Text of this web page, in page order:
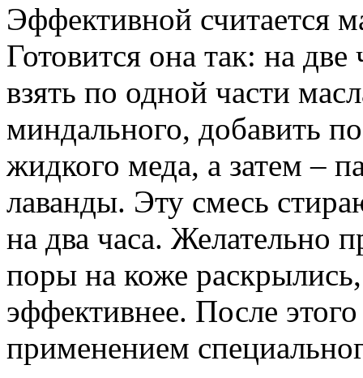
Эффективной считается
Готовится она так: на
взять по одной части
миндального, добавить
жидкого меда, а затем –
лаванды. Эту смесь
на два часа. Желательно
поры на коже
эффективнее. После
применением